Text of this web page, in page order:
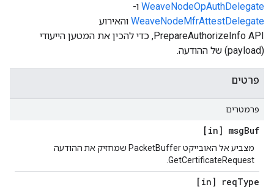
WeaveNodeOpAuthDelegate ו-
WeaveNodeMfrAttestDelegate והאירוע
PrepareAuthorizeInfo API, כדי להכין את המטען הייעודי
(payload) של ההודעה.
פרטים
פרמטרים
[in] msgBuf
מצביע אל האובייקט PacketBuffer שמחזיק את ההודעה
GetCertificateRequest.
[in] reqType